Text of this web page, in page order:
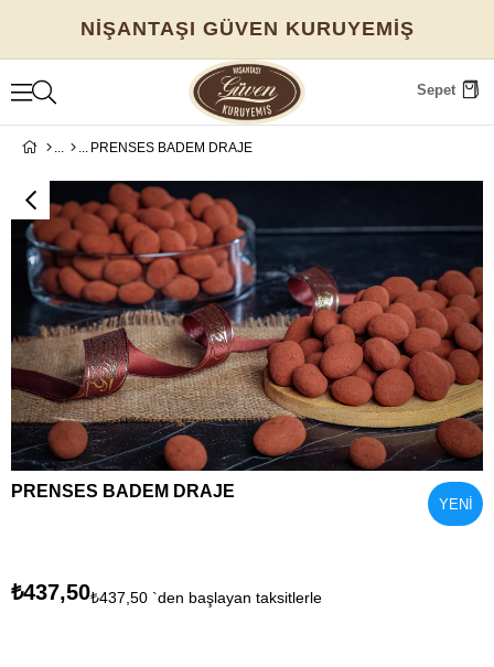
NİŞANTAŞI GÜVEN KURUYEMİŞ
Sepet
PRENSES BADEM DRAJE
PRENSES BADEM DRAJE
YENI
₺437,50₺437,50 `den başlayan taksitlerle